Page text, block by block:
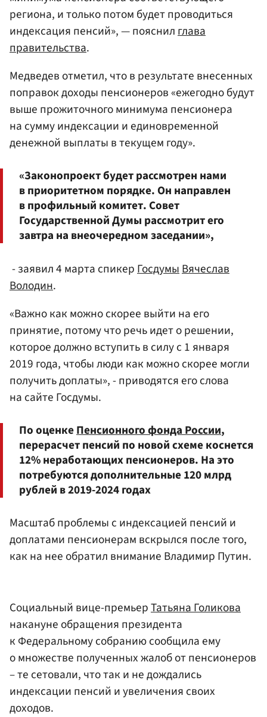
региона, и только потом будет проводиться
индексация пенсий», — пояснилглава
правительства.
Медведев отметил, что в результате внесенных
поправок доходы пенсионеров «ежегодно будут
выше прожиточного минимума пенсионера
на сумму индексации и единовременной
денежной выплаты в текущем году».
«Законопроект будет рассмотрен нами
в приоритетном порядке. Он направлен
в профильный комитет. Совет
Государственной Думы рассмотрит его
завтра на внеочередном заседании»,
- заявил 4 марта спикер Госдумы Вячеслав
Володин.
«Важно как можно скорее выйти на его
принятие, потому что речь идет о решении,
которое должно вступить в силу с 1 января
2019 года, чтобы люди как можно скорее могли
получить доплаты», - приводятся его слова
на сайте Госдумы.
По оценкеПенсионного фонда России,
перерасчет пенсий по новой схеме коснется
12% неработающих пенсионеров. На это
потребуются дополнительные 120 млрд
рублей в 2019-2024 годах
Масштаб проблемы с индексацией пенсий и
доплатами пенсионерам вскрылся после того,
как на нее обратил внимание Владимир Путин.
Социальный вице-премьерТатьяна Голикова
накануне обращения президента
к Федеральному собранию сообщила ему
о множестве полученных жалоб от пенсионеров
– те сетовали, что так и не дождались
индексации пенсий и увеличения своих
доходов.